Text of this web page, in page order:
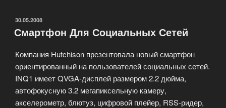
ОПУБЛИКОВАНО
30.05.2008
Смартфон Для Социальных Сетей
Компания Hutchison презентовала новый смартфон
ориентированный на пользователей социальных сетей.
INQ1 имеет QVGA-дисплей размером 2.2 дюйма,
автофокусную 3.2 мегапиксельную камеру,
акселерометр, блютуз, цифровой плейер, RSS-ридер,